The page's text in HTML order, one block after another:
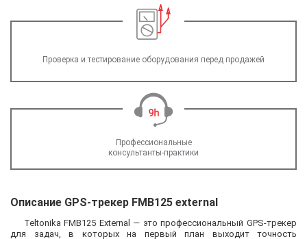
Проверка и тестирование оборудования перед продажей
Профессиональные
консультанты-практики
Описание GPS-трекер FMB125 external
Teltonika FMB125 External — это профессиональный GPS-трекер
для задач, в которых на первый план выходит точность